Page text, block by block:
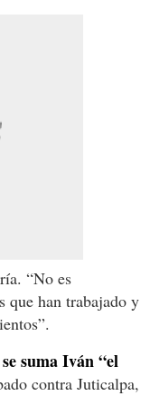
“No es
que han trabajado y
suma Iván “el
contra Juticalpa,